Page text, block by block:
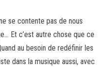
se contente pas de nous
Et c’est autre chose que ce
au besoin de redéfinir les
dans la musique aussi, avec